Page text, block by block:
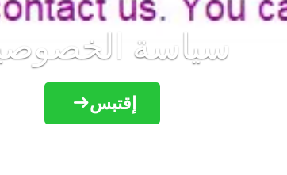
سياسة
إقتبس